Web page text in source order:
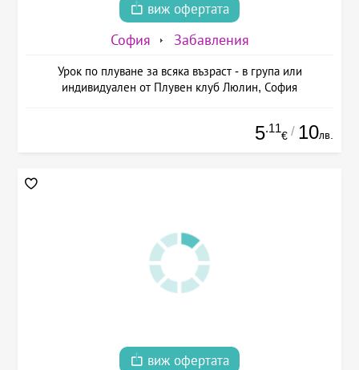
виж офертата
София Забавления
Урок по плуване за всяка възраст - в група или
индивидуален от Плувен клуб Люлин, София
5.11
€ / 10лв.
виж офертата